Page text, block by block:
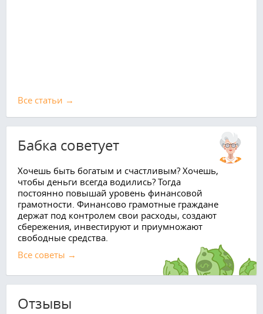
Все cтатьи →
Бабка советует
Хочешь быть богатым и счастливым? Хочешь,
чтобы деньги всегда водились? Тогда
постоянно повышай уровень финансовой
грамотности. Финансово грамотные граждане
держат под контролем свои расходы, создают
сбережения, инвестируют и приумножают
свободные средства.
Все советы →
Отзывы